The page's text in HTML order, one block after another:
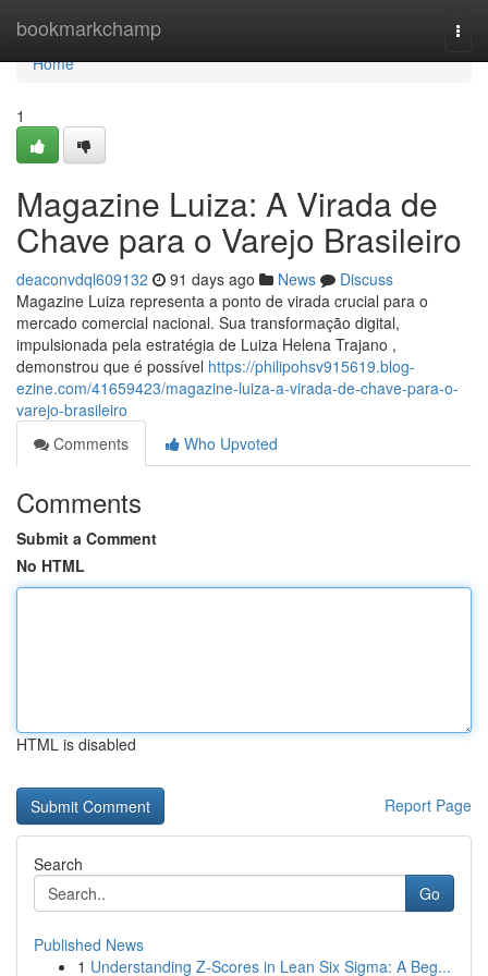
bookmarkchamp
Home
Home
1
Magazine Luiza: A Virada de
Chave para o Varejo Brasileiro
deaconvdql609132 91 days ago News
Discuss
Magazine Luiza representa a ponto de virada crucial para o
mercado comercial nacional. Sua transformação digital,
impulsionada pela estratégia de Luiza Helena Trajano ,
demonstrou que é possível https://philipohsv915619.blog-
ezine.com/41659423/magazine-luiza-a-virada-de-chave-para-o-
varejo-brasileiro
Comments
Who Upvoted
Comments
Submit a Comment
No HTML
HTML is disabled
Report Page
Search
Go
Published News
1 Understanding Z-Scores in Lean Six Sigma: A Beg...